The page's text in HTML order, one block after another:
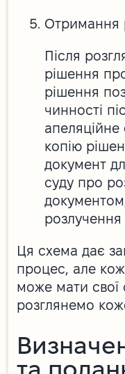
Отримання
Після
рішення
рішення
чинності
копію
документ
суду про
розлучення
Ця схема дає
процес, але
може мати свої
розглянемо
та